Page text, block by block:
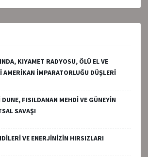
KIYAMET RADYOSU, ÖLÜ EL VE
AMERİKAN İMPARATORLUĞU DÜŞLERİ
DUNE, FISILDANAN MEHDİ VE GÜNEYİN
SAVAŞI
VE ENERJİNİZİN HIRSIZLARI